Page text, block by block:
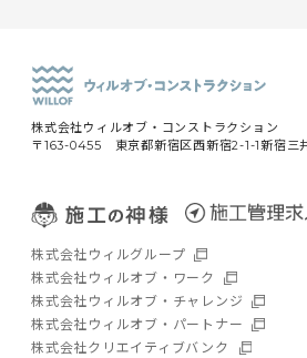
株式会社ウィルオブ・コンストラクション
〒163-0455 東京都新宿区西新宿2-1-1新宿三
株式会社ウィルグループ
株式会社ウィルオブ・ワーク
株式会社ウィルオブ・チャレンジ
株式会社ウィルオブ・パートナー
株式会社クリエイティブバンク